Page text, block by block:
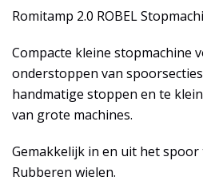
Romitamp 2.0 ROBEL
Compacte kleine stopmachine
onderstoppen van
handmatige stoppen en te
van grote machines.
Gemakkelijk in en uit het
Rubberen wielen.